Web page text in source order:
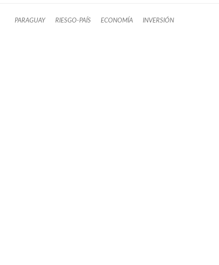
PARAGUAY RIESGO-PAÍS ECONOMÍA INVERSIÓN